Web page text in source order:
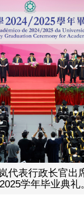
代表行政长官出
学年毕业典礼